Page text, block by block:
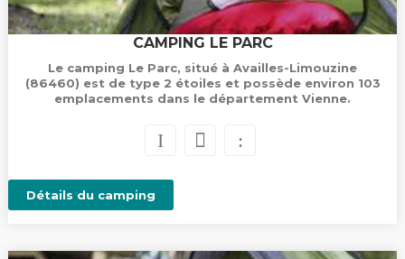
CAMPING LE PARC
Le camping Le Parc, situé à Availles-Limouzine
(86460) est de type 2 étoiles et possède environ 103
emplacements dans le département Vienne.
Détails du camping